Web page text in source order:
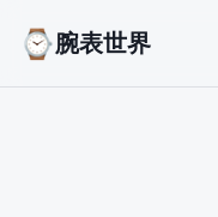
⌚腕表世界